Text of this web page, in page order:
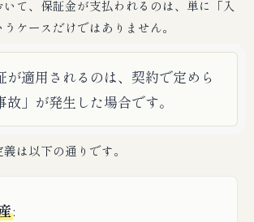
て、保証金が支払われるのは、単に「入
ケースだけではありません。
が適用されるのは、契約で定めら
故」が発生した場合です。
は以下の通りです。
: